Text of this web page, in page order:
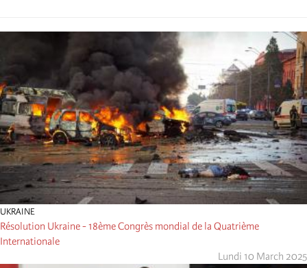
UKRAINE
Résolution Ukraine - 18ème Congrès mondial de la Quatrième
Internationale
Lundi 10 March 2025